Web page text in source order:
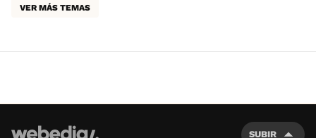
VER MÁS TEMAS
SUBIR